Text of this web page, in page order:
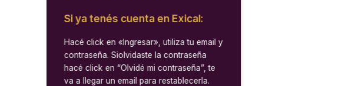
Si ya tenés cuenta en Exical:
Hacé click en «Ingresar», utiliza tu email y
contraseña. Siolvidaste la contraseña
hacé click en “Olvidé mi contraseña”, te
va a llegar un email para restablecerla.